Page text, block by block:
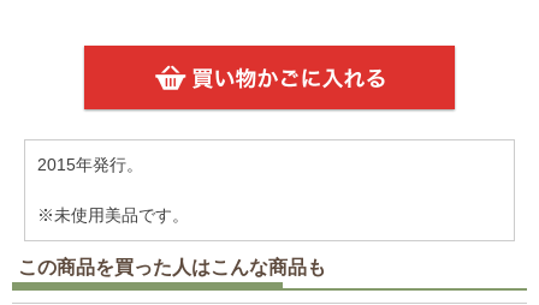
2015年発行。
※未使用美品です。
この商品を買った人はこんな商品も